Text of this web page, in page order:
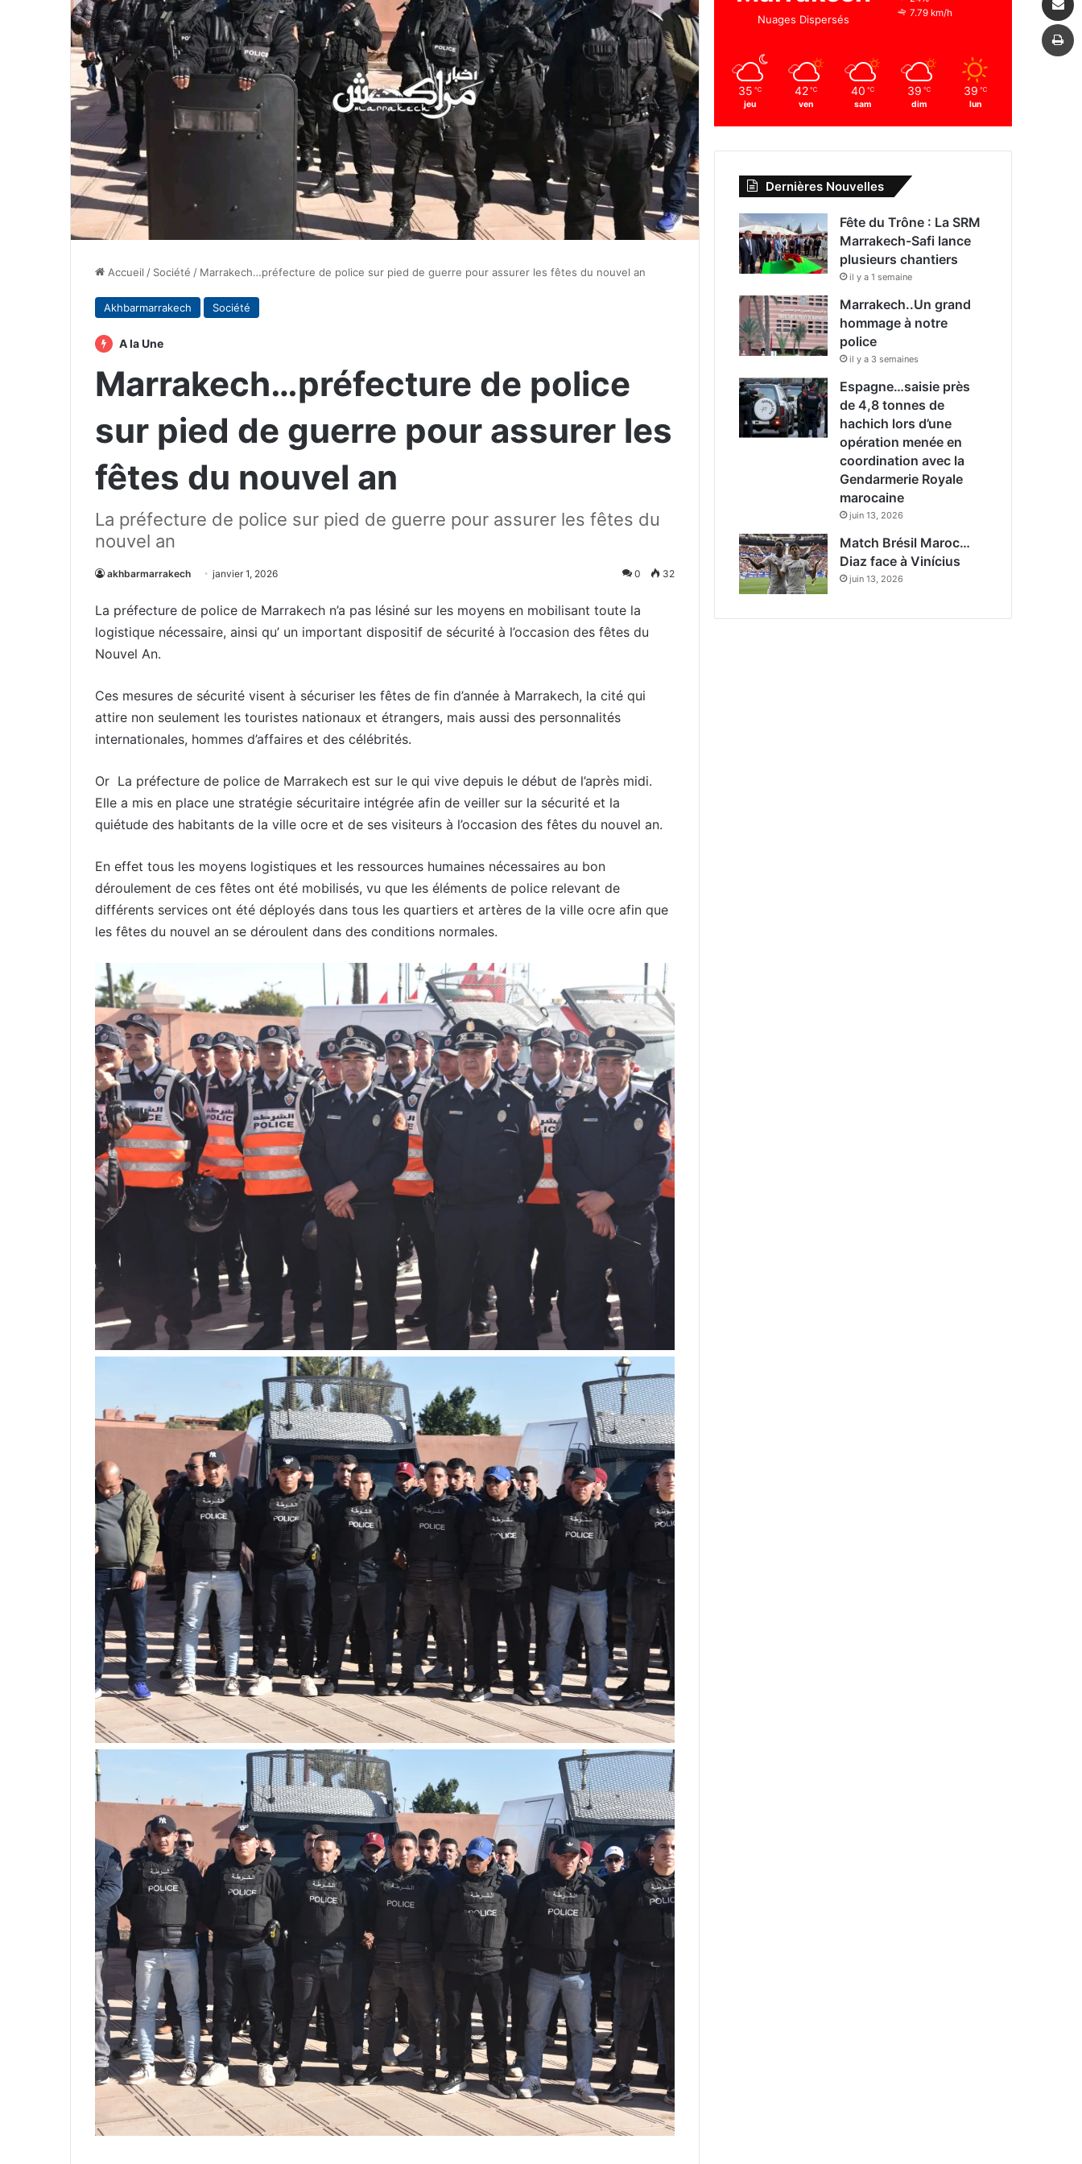
Accueil / Société / Marrakech…préfecture de police sur pied de guerre pour assurer les fêtes du nouvel an
Akhbarmarrakech Société
A la Une
Marrakech…préfecture de police
sur pied de guerre pour assurer les
fêtes du nouvel an
La préfecture de police sur pied de guerre pour assurer les fêtes du
nouvel an
akhbarmarrakech janvier 1, 2026 0 32
La préfecture de police de Marrakech n’a pas lésiné sur les moyens en mobilisant toute la
logistique nécessaire, ainsi qu’ un important dispositif de sécurité à l’occasion des fêtes du
Nouvel An.
Ces mesures de sécurité visent à sécuriser les fêtes de fin d’année à Marrakech, la cité qui
attire non seulement les touristes nationaux et étrangers, mais aussi des personnalités
internationales, hommes d’affaires et des célébrités.
Or La préfecture de police de Marrakech est sur le qui vive depuis le début de l’après midi.
Elle a mis en place une stratégie sécuritaire intégrée afin de veiller sur la sécurité et la
quiétude des habitants de la ville ocre et de ses visiteurs à l’occasion des fêtes du nouvel an.
En effet tous les moyens logistiques et les ressources humaines nécessaires au bon
déroulement de ces fêtes ont été mobilisés, vu que les éléments de police relevant de
différents services ont été déployés dans tous les quartiers et artères de la ville ocre afin que
les fêtes du nouvel an se déroulent dans des conditions normales.
Nuages Dispersés
7.79 km/h
35 ℃
jeu
42 ℃
ven
40 ℃
sam
39 ℃
dim
39 ℃
lun
Dernières Nouvelles
Fête du Trône : La SRM
Marrakech-Safi lance
plusieurs chantiers
il y a 1 semaine
Marrakech..Un grand
hommage à notre
police
il y a 3 semaines
Espagne…saisie près
de 4,8 tonnes de
hachich lors d’une
opération menée en
coordination avec la
Gendarmerie Royale
marocaine
juin 13, 2026
Match Brésil Maroc…
Diaz face à Vinícius
juin 13, 2026